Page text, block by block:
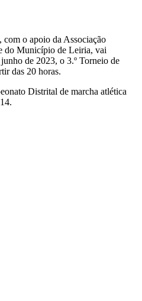
o apoio da Associação
do Município de Leiria, vai
de 2023, o 3.º Torneio de
das 20 horas.
Distrital de marcha atlética